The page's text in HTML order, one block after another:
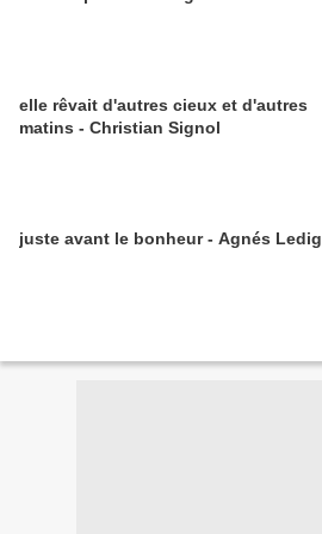
elle rêvait d'autres cieux et d'autres
matins - Christian Signol
juste avant le bonheur - Agnés Ledig